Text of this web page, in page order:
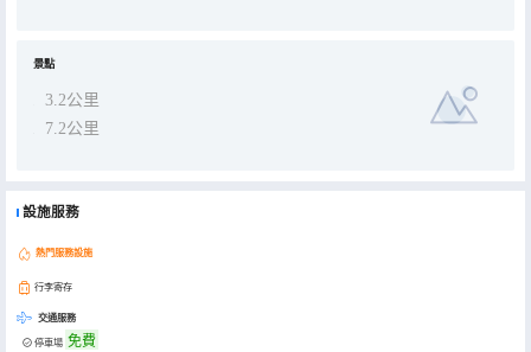
景點
3.2公里
7.2公里
設施服務
熱門服務設施
行李寄存
交通服務
停車場 免費